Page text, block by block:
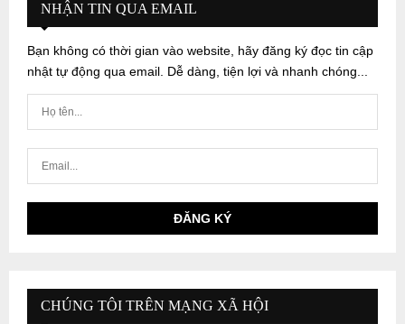
NHẬN TIN QUA EMAIL
Bạn không có thời gian vào website, hãy đăng ký đọc tin cập
nhật tự động qua email. Dễ dàng, tiện lợi và nhanh chóng...
CHÚNG TÔI TRÊN MẠNG XÃ HỘI